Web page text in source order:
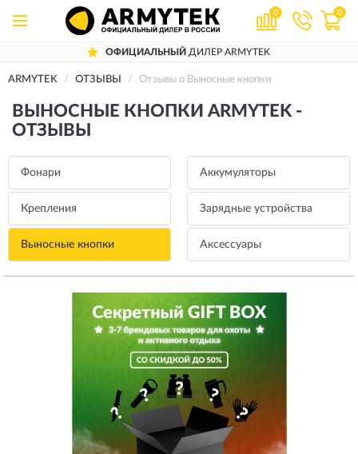
0 0
ОФИЦИАЛЬНЫЙ ДИЛЕР ARMYTEK
ARMYTEK ОТЗЫВЫ Отзывы о Выносные кнопки
ВЫНОСНЫЕ КНОПКИ ARMYTEK -
ОТЗЫВЫ
Фонари Аккумуляторы
Крепления Зарядные устройства
Выносные кнопки Аксессуары